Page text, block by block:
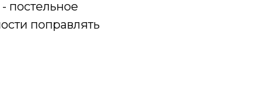
постельное
поправлять